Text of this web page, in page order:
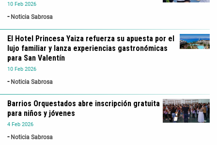
10 Feb 2026
Noticia Sabrosa
10 Feb 2026
Noticia Sabrosa
El Hotel Princesa Yaiza refuerza su apuesta por el
lujo familiar y lanza experiencias gastronómicas
para San Valentín
4 Feb 2026
Noticia Sabrosa
Barrios Orquestados abre inscripción gratuita
para niños y jóvenes